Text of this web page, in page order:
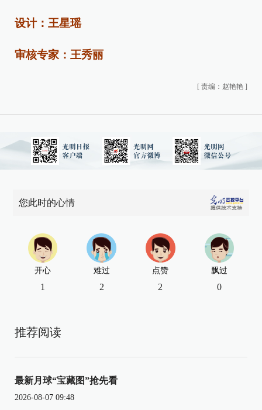
设计：王星瑶
审核专家：王秀丽
[ 责编：赵艳艳 ]
您此时的心情
开心
1
难过
2
点赞
2
飘过
0
推荐阅读
最新月球“宝藏图”抢先看
2026-08-07 09:48